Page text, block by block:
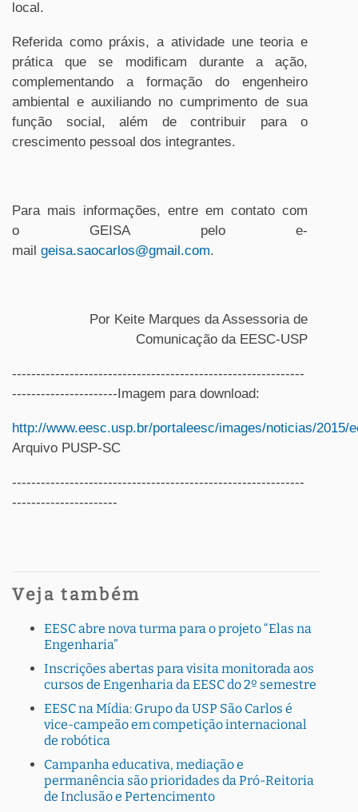
local.
Referida como práxis, a atividade une teoria e
prática que se modificam durante a ação,
complementando a formação do engenheiro
ambiental e auxiliando no cumprimento de sua
função social, além de contribuir para o
crescimento pessoal dos integrantes.
Para mais informações, entre em contato com
o GEISA pelo e-
mail geisa.saocarlos@gmail.com.
Por Keite Marques da Assessoria de
Comunicação da EESC-USP
-------------------------------------------------------------
----------------------Imagem para download:
http://www.eesc.usp.br/portaleesc/images/noticias/2015/
Arquivo PUSP-SC
-------------------------------------------------------------
----------------------
Veja também
EESC abre nova turma para o projeto “Elas na
Engenharia”
Inscrições abertas para visita monitorada aos
cursos de Engenharia da EESC do 2º semestre
EESC na Mídia: Grupo da USP São Carlos é
vice-campeão em competição internacional
de robótica
Campanha educativa, mediação e
permanência são prioridades da Pró-Reitoria
de Inclusão e Pertencimento